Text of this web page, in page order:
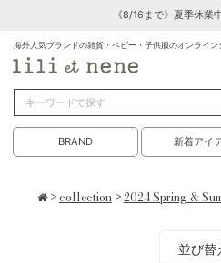
《8/16まで》夏季休業
海外人気ブランドの雑貨・ベビー・子供服のオンライン
BRAND 新着アイ
>collection>2024 Spring &
並び替